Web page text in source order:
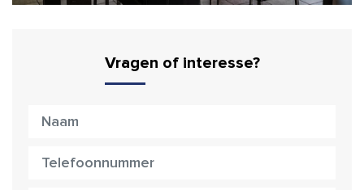
Vragen of interesse?